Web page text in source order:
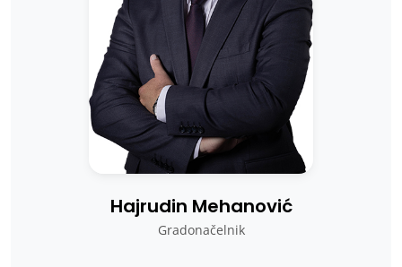
Hajrudin Mehanović
Gradonačelnik